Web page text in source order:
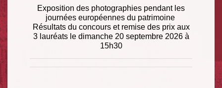
Exposition des photographies pendant les
journées européennes du patrimoine
Résultats du concours et remise des prix aux
3 lauréats le dimanche 20 septembre 2026 à
15h30